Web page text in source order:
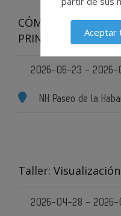
CÓMO CONSTRUIR
PRINCIPIO A FIN
2026-06-23 - 2026-
NH Paseo de la
Taller:
2026-04-28 - 2026-
Aceptar